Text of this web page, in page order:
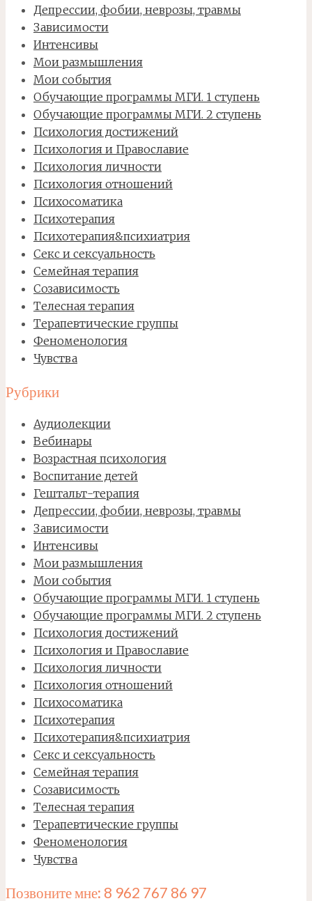
Депрессии, фобии, неврозы, травмы
Зависимости
Интенсивы
Мои размышления
Мои события
Обучающие программы МГИ. 1 ступень
Обучающие программы МГИ. 2 ступень
Психология достижений
Психология и Православие
Психология личности
Психология отношений
Психосоматика
Психотерапия
Психотерапия&психиатрия
Секс и сексуальность
Семейная терапия
Созависимость
Телесная терапия
Терапевтические группы
Феноменология
Чувства
Рубрики
Аудиолекции
Вебинары
Возрастная психология
Воспитание детей
Гештальт-терапия
Депрессии, фобии, неврозы, травмы
Зависимости
Интенсивы
Мои размышления
Мои события
Обучающие программы МГИ. 1 ступень
Обучающие программы МГИ. 2 ступень
Психология достижений
Психология и Православие
Психология личности
Психология отношений
Психосоматика
Психотерапия
Психотерапия&психиатрия
Секс и сексуальность
Семейная терапия
Созависимость
Телесная терапия
Терапевтические группы
Феноменология
Чувства
Позвоните мне: 8 962 767 86 97